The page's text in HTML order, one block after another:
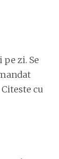
zi. Se
cu